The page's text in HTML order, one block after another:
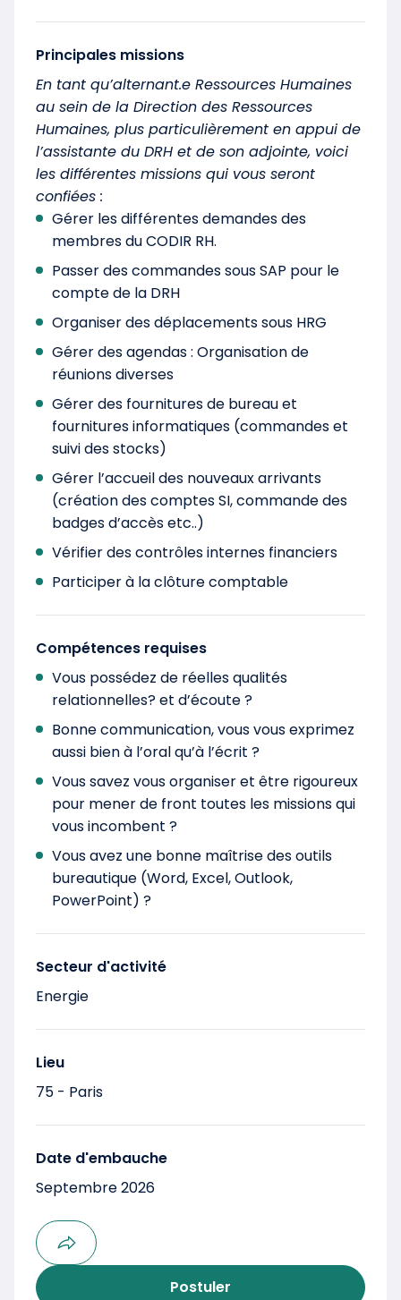
Principales missions
En tant qu’alternant.e Ressources Humaines
au sein de la Direction des Ressources
Humaines, plus particulièrement en appui de
l’assistante du DRH et de son adjointe, voici
les différentes missions qui vous seront
confiées :
Gérer les différentes demandes des
membres du CODIR RH.
Passer des commandes sous SAP pour le
compte de la DRH
Organiser des déplacements sous HRG
Gérer des agendas : Organisation de
réunions diverses
Gérer des fournitures de bureau et
fournitures informatiques (commandes et
suivi des stocks)
Gérer l’accueil des nouveaux arrivants
(création des comptes SI, commande des
badges d’accès etc..)
Vérifier des contrôles internes financiers
Participer à la clôture comptable
Compétences requises
Vous possédez de réelles qualités
relationnelles? et d’écoute ?
Bonne communication, vous vous exprimez
aussi bien à l’oral qu’à l’écrit ?
Vous savez vous organiser et être rigoureux
pour mener de front toutes les missions qui
vous incombent ?
Vous avez une bonne maîtrise des outils
bureautique (Word, Excel, Outlook,
PowerPoint) ?
Secteur d'activité
Energie
Lieu
75 - Paris
Date d'embauche
Septembre 2026
Postuler